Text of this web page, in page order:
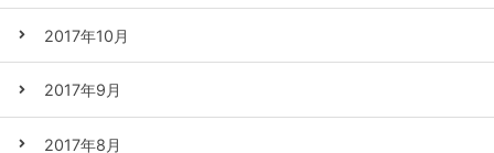
2017年10月
2017年9月
2017年8月